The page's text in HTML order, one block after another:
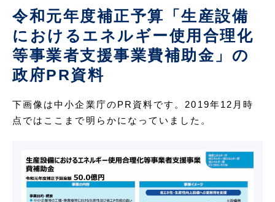
令和元年度補正予算「生産設備
におけるエネルギー使用合理化
等事業者支援事業費補助金」の
政府PR資料
下画像は中小企業庁のPR資料です。2019年12月時
点ではここまで明らかになっていました。